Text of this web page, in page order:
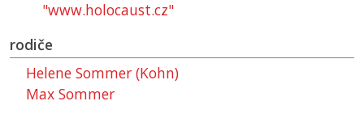
"www.holocaust.cz"
rodiče
Helene Sommer (Kohn)
Max Sommer